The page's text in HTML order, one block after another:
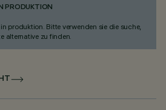
PRODUKTION
produktion. Bitte verwenden sie die suche,
alternative zu finden.